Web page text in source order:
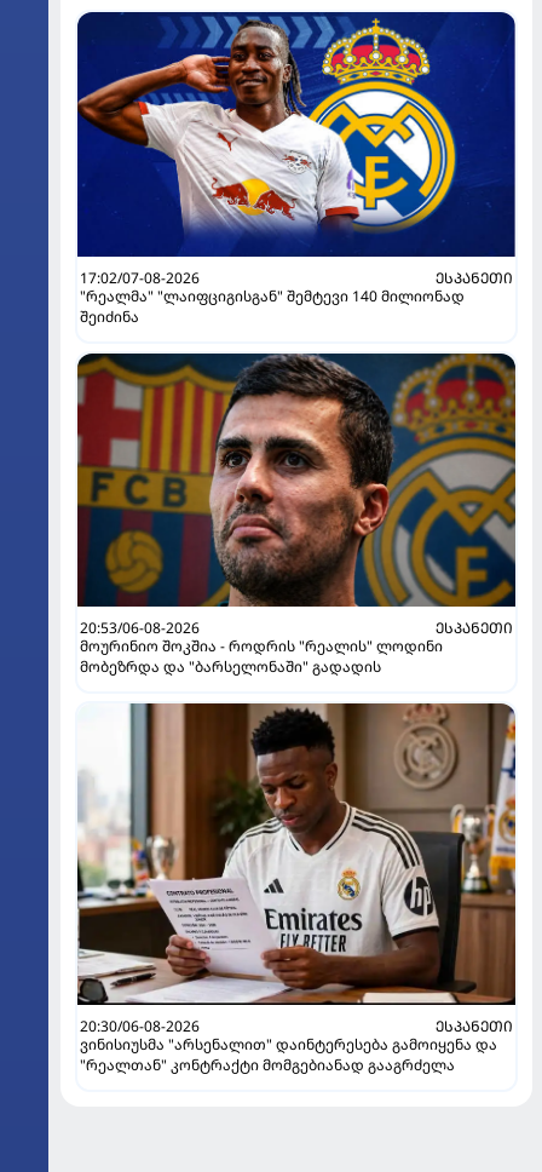
17:02/07-08-2026
ᲔᲡᲞᲐᲜᲔᲗᲘ
"რეალმა" "ლაიფციგისგან" შემტევი 140 მილიონად
შეიძინა
20:53/06-08-2026
ᲔᲡᲞᲐᲜᲔᲗᲘ
მოურინიო შოკშია - როდრის "რეალის" ლოდინი
მობეზრდა და "ბარსელონაში" გადადის
20:30/06-08-2026
ᲔᲡᲞᲐᲜᲔᲗᲘ
ვინისიუსმა "არსენალით" დაინტერესება გამოიყენა და
"რეალთან" კონტრაქტი მომგებიანად გააგრძელა